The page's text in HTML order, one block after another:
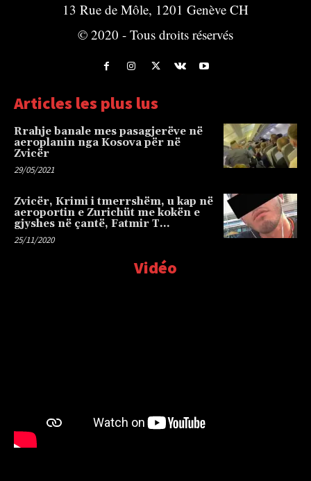
13 Rue de Môle, 1201 Genève CH
© 2020 - Tous droits réservés
Articles les plus lus
Rrahje banale mes pasagjerëve në
aeroplanin nga Kosova për në
Zvicër
29/05/2021
Zvicër, Krimi i tmerrshëm, u kap në
aeroportin e Zurichüt me kokën e
gjyshes në çantë, Fatmir T…
25/11/2020
Vidéo